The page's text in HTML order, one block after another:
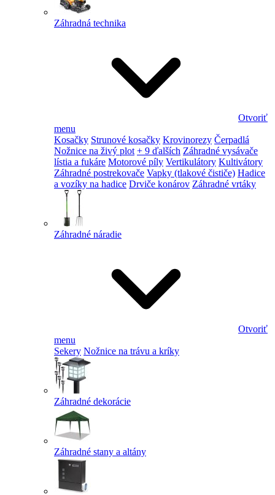
Záhradná technika
Otvoriť
menu
Kosačky Strunové kosačky Krovinorezy Čerpadlá
Nožnice na živý plot + 9 ďalších Záhradné vysávače
lístia a fukáre Motorové píly Vertikulátory Kultivátory
Záhradné postrekovače Vapky (tlakové čističe) Hadice
a vozíky na hadice Drviče konárov Záhradné vrtáky
Záhradné náradie
Otvoriť
menu
Sekery Nožnice na trávu a kríky
Záhradné dekorácie
Záhradné stany a altány